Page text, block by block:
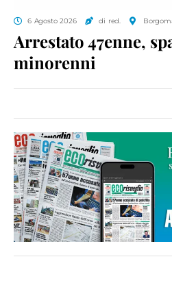
6 Agosto 2026 di red.
Arrestato 47enne,
minorenni